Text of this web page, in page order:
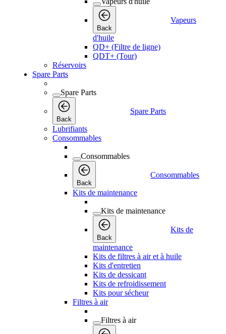
Back
Vapeurs
d'huile
QD+ (Filtre de ligne)
QDT+ (Tour)
Réservoirs
Spare Parts
Spare Parts
Back
Spare Parts
Lubrifiants
Consommables
Consommables
Back
Consommables
Kits de maintenance
Kits de maintenance
Back
Kits de
maintenance
Kits de filtres à air et à huile
Kits d'entretien
Kits de dessicant
Kits de refroidissement
Kits pour sécheur
Filtres à air
Filtres à air